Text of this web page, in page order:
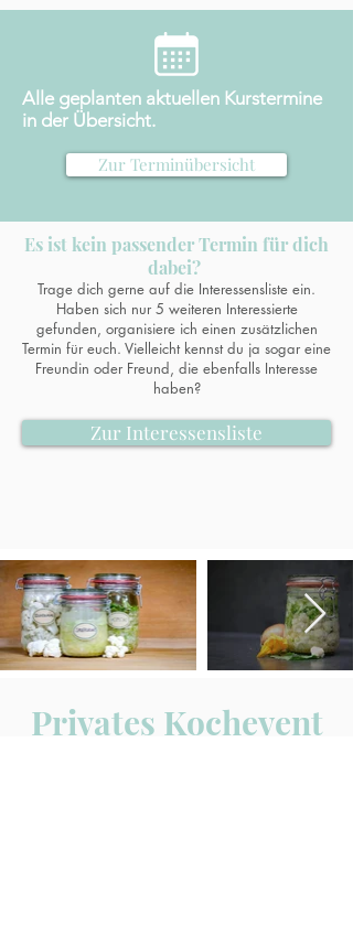
Alle geplanten aktuellen Kurstermine
in der Übersicht.
Zur Terminübersicht
Es ist kein passender Termin für dich
dabei?
Trage dich gerne auf die Interessensliste ein.
Haben sich nur 5 weiteren Interessierte
gefunden, organisiere ich einen zusätzlichen
Termin für euch. Vielleicht kennst du ja sogar eine
Freundin oder Freund, die ebenfalls Interesse
haben?
Zur Interessensliste
Privates Kochevent